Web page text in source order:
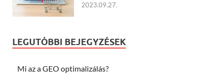
2023.09.27.
LEGUTÓBBI BEJEGYZÉSEK
Mi az a GEO optimalizálás?